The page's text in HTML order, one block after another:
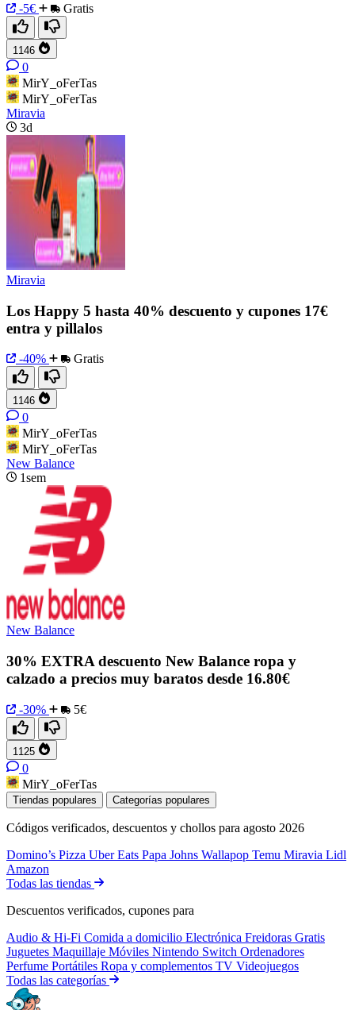
-5€ Gratis
1146
0
MirY_oFerTas
MirY_oFerTas
Miravia
3d
Miravia
Los Happy 5 hasta 40% descuento y cupones 17€
entra y pillalos
-40% Gratis
1146
0
MirY_oFerTas
MirY_oFerTas
New Balance
1sem
New Balance
30% EXTRA descuento New Balance ropa y
calzado a precios muy baratos desde 16.80€
-30% 5€
1125
0
MirY_oFerTas
Tiendas populares Categorías populares
Códigos verificados, descuentos y chollos para agosto 2026
Domino’s Pizza Uber Eats Papa Johns Wallapop Temu Miravia Lidl
Amazon
Todas las tiendas
Descuentos verificados, cupones para
Audio & Hi-Fi Comida a domicilio Electrónica Freidoras Gratis
Juguetes Maquillaje Móviles Nintendo Switch Ordenadores
Perfume Portátiles Ropa y complementos TV Videojuegos
Todas las categorías